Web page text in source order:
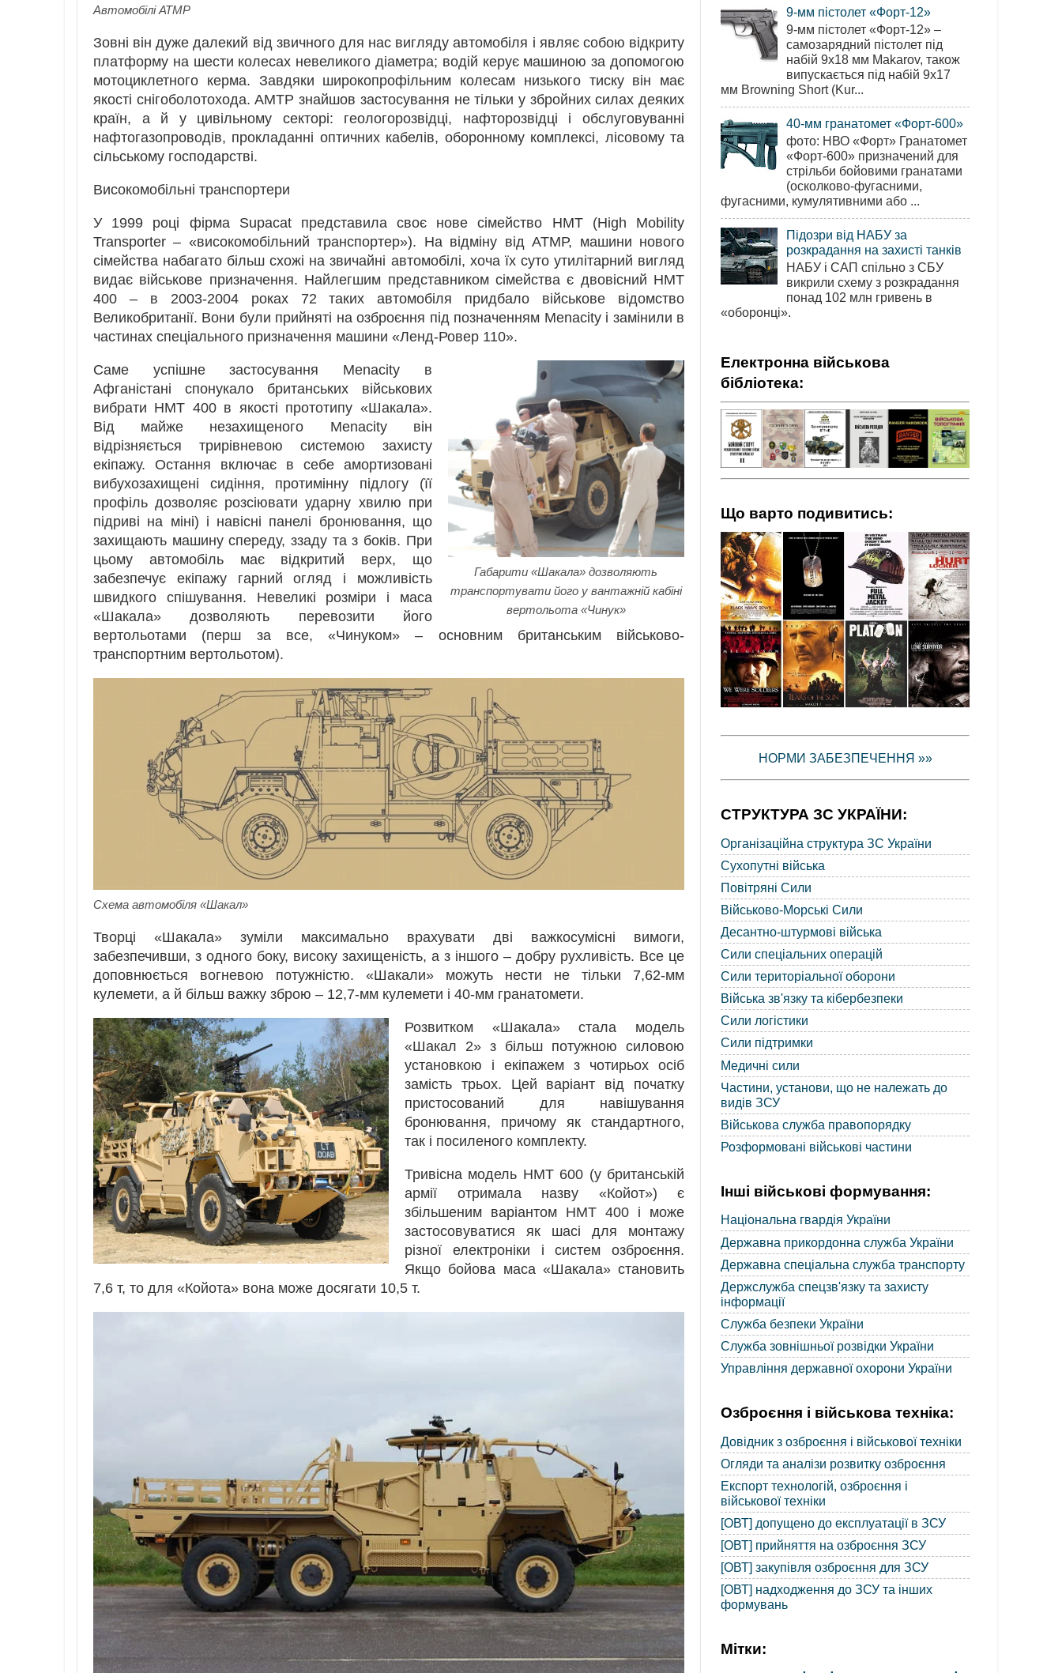
Автомобілі АТМР
Зовні він дуже далекий від звичного для нас вигляду автомобіля і являє собою відкриту
платформу на шести колесах невеликого діаметра; водій керує машиною за допомогою
мотоциклетного керма. Завдяки широкопрофільним колесам низького тиску він має
якості снігоболотохода. АМТР знайшов застосування не тільки у збройних силах деяких
країн, а й у цивільному секторі: геологорозвідці, нафторозвідці і обслуговуванні
нафтогазопроводів, прокладанні оптичних кабелів, оборонному комплексі, лісовому та
сільському господарстві.
Високомобільні транспортери
У 1999 році фірма Supacat представила своє нове сімейство НМТ (High Mobility
Transporter – «високомобільний транспортер»). На відміну від АТМР, машини нового
сімейства набагато більш схожі на звичайні автомобілі, хоча їх суто утилітарний вигляд
видає військове призначення. Найлегшим представником сімейства є двовісний НМТ
400 – в 2003-2004 роках 72 таких автомобіля придбало військове відомство
Великобританії. Вони були прийняті на озброєння під позначенням Menacity і замінили в
частинах спеціального призначення машини «Ленд-Ровер 110».
Габарити «Шакала» дозволяють
транспортувати його у вантажній кабіні
вертольота «Чинук»
Саме успішне застосування Menacity в
Афганістані спонукало британських військових
вибрати НМТ 400 в якості прототипу «Шакала».
Від майже незахищеного Menacity він
відрізняється трирівневою системою захисту
екіпажу. Остання включає в себе амортизовані
вибухозахищені сидіння, протимінну підлогу (її
профіль дозволяє розсіювати ударну хвилю при
підриві на міні) і навісні панелі бронювання, що
захищають машину спереду, ззаду та з боків. При
цьому автомобіль має відкритий верх, що
забезпечує екіпажу гарний огляд і можливість
швидкого спішування. Невеликі розміри і маса
«Шакала» дозволяють перевозити його
вертольотами (перш за все, «Чинуком» – основним британським військово-
транспортним вертольотом).
Схема автомобіля «Шакал»
Творці «Шакала» зуміли максимально врахувати дві важкосумісні вимоги,
забезпечивши, з одного боку, високу захищеність, а з іншого – добру рухливість. Все це
доповнюється вогневою потужністю. «Шакали» можуть нести не тільки 7,62-мм
кулемети, а й більш важку зброю – 12,7-мм кулемети і 40-мм гранатомети.
Розвитком «Шакала» стала модель
«Шакал 2» з більш потужною силовою
установкою і екіпажем з чотирьох осіб
замість трьох. Цей варіант від початку
пристосований для навішування
бронювання, причому як стандартного,
так і посиленого комплекту.
Тривісна модель НМТ 600 (у британській
армії отримала назву «Койот») є
збільшеним варіантом НМТ 400 і може
застосовуватися як шасі для монтажу
різної електроніки і систем озброєння.
Якщо бойова маса «Шакала» становить
7,6 т, то для «Койота» вона може досягати 10,5 т.
9-мм пістолет «Форт-12»
9-мм пістолет «Форт-12» –
самозарядний пістолет під
набій 9х18 мм Makarov, також
випускається під набій 9х17
мм Browning Short (Kur...
40-мм гранатомет «Форт-600»
фото: НВО «Форт» Гранатомет
«Форт-600» призначений для
стрільби бойовими гранатами
(осколково-фугасними,
фугасними, кумулятивними або ...
Підозри від НАБУ за
розкрадання на захисті танків
НАБУ і САП спільно з СБУ
викрили схему з розкрадання
понад 102 млн гривень в
«оборонці».
Електронна військова
бібліотека:
Що варто подивитись:
НОРМИ ЗАБЕЗПЕЧЕННЯ »»
СТРУКТУРА ЗС УКРАЇНИ:
Організаційна структура ЗС України
Сухопутні війська
Повітряні Сили
Військово-Морські Сили
Десантно-штурмові війська
Сили спеціальних операцій
Сили територіальної оборони
Війська зв'язку та кібербезпеки
Сили логістики
Сили підтримки
Медичні сили
Частини, установи, що не належать до
видів ЗСУ
Військова служба правопорядку
Розформовані військові частини
Інші військові формування:
Національна гвардія України
Державна прикордонна служба України
Державна спеціальна служба транспорту
Держслужба спецзв'язку та захисту
інформації
Служба безпеки України
Служба зовнішньої розвідки України
Управління державної охорони України
Озброєння і військова техніка:
Довідник з озброєння і військової техніки
Огляди та аналізи розвитку озброєння
Експорт технологій, озброєння і
військової техніки
[ОВТ] допущено до експлуатації в ЗСУ
[ОВТ] прийняття на озброєння ЗСУ
[ОВТ] закупівля озброєння для ЗСУ
[ОВТ] надходження до ЗСУ та інших
формувань
Мітки: